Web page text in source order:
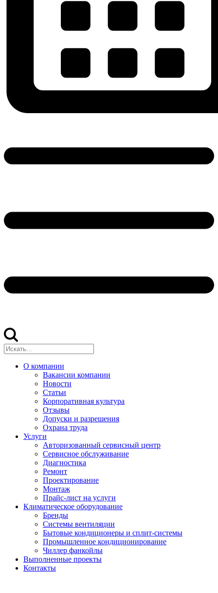
О компании
Вакансии компании
Новости
Статьи
Корпоративная культура
Отзывы
Допуски и разрешения
Охрана труда
Услуги
Авторизованный сервисный центр
Сервисное обслуживание
Диагностика
Ремонт
Проектирование
Монтаж
Прайс-лист на услуги
Климатическое оборудование
Бренды
Системы вентиляции
Бытовые кондиционеры и сплит-системы
Промышленное кондиционирование
Чиллер фанкойлы
Выполненные проекты
Контакты